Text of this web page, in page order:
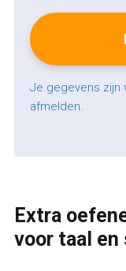
Je gegevens zijn
afmelden.
Extra
voor taal en